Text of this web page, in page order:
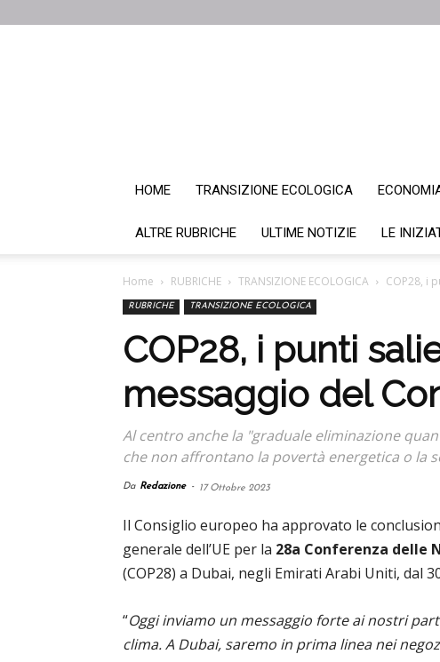
HOME TRANSIZIONE ECOLOGICA
ALTRE RUBRICHE ULTIME NOTIZIE LE
Home RUBRICHE TRANSIZIONE ECOLOGICA COP28, i
RUBRICHE TRANSIZIONE ECOLOGICA
COP28, i punti
messaggio del
Al centro anche la "graduale eliminazione
che non affrontano la povertà energetica o la
Da Redazione - 17 Ottobre 2023
Il Consiglio europeo ha approvato le
generale dell’UE per la 28a Conferenza delle
(COP28) a Dubai, negli Emirati Arabi Uniti, dal
“Oggi inviamo un messaggio forte ai nostri
clima.A Dubai, saremo in prima linea nei